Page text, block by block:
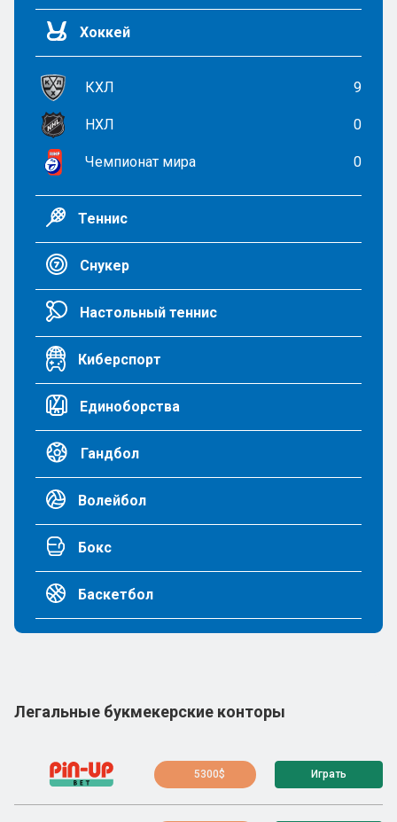
Хоккей
КХЛ 9
НХЛ 0
Чемпионат мира 0
Теннис
Снукер
Настольный теннис
Киберспорт
Единоборства
Гандбол
Волейбол
Бокс
Баскетбол
Легальные букмекерские конторы
5300$ Играть